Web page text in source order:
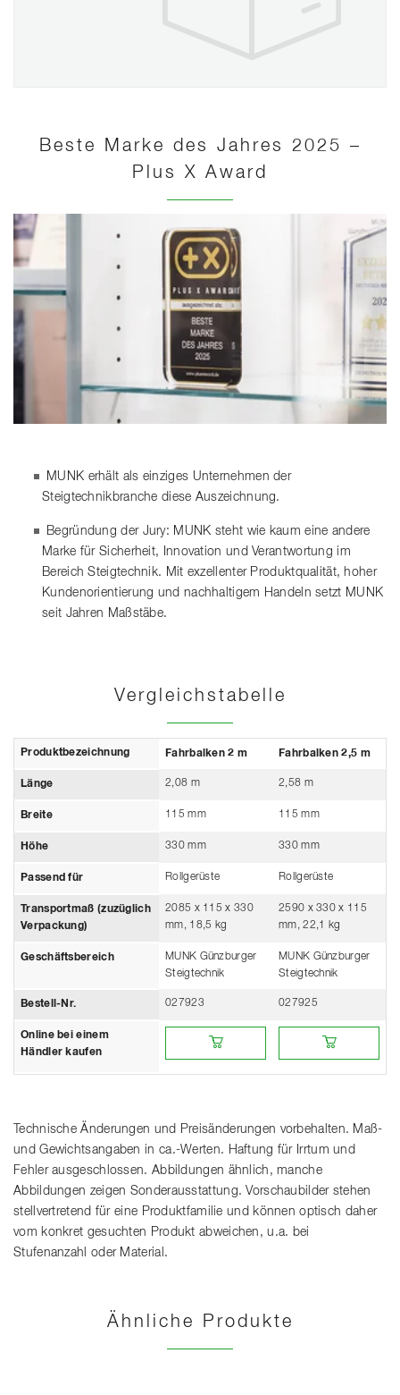
Beste Marke des Jahres 2025 –
Plus X Award
MUNK erhält als einziges Unternehmen der
Steigtechnikbranche diese Auszeichnung.
Begründung der Jury: MUNK steht wie kaum eine andere
Marke für Sicherheit, Innovation und Verantwortung im
Bereich Steigtechnik. Mit exzellenter Produktqualität, hoher
Kundenorientierung und nachhaltigem Handeln setzt MUNK
seit Jahren Maßstäbe.
Vergleichstabelle
Produktbezeichnung Fahrbalken 2 m Fahrbalken 2,5 m
Länge 2,08 m 2,58 m
Breite 115 mm 115 mm
Höhe 330 mm 330 mm
Passend für Rollgerüste Rollgerüste
Transportmaß (zuzüglich
Verpackung)
2085 x 115 x 330
mm, 18,5 kg
2590 x 330 x 115
mm, 22,1 kg
Geschäftsbereich
MUNK Günzburger
Steigtechnik
MUNK Günzburger
Steigtechnik
Bestell-Nr. 027923 027925
Online bei einem
Händler kaufen
Online bei einem Händler kaufen
Online bei einem
Technische Änderungen und Preisänderungen vorbehalten. Maß-
und Gewichtsangaben in ca.-Werten. Haftung für Irrtum und
Fehler ausgeschlossen. Abbildungen ähnlich, manche
Abbildungen zeigen Sonderausstattung. Vorschaubilder stehen
stellvertretend für eine Produktfamilie und können optisch daher
vom konkret gesuchten Produkt abweichen, u.a. bei
Stufenanzahl oder Material.
Ähnliche Produkte